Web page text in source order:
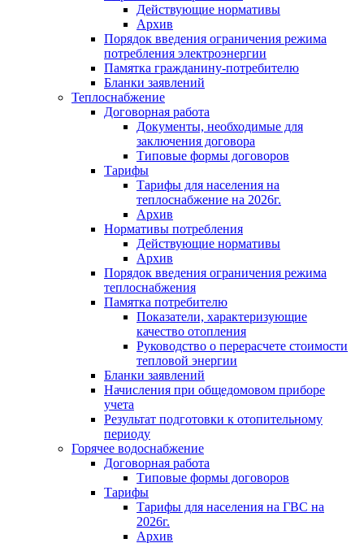
Действующие нормативы
Архив
Порядок введения ограничения режима
потребления электроэнергии
Памятка гражданину-потребителю
Бланки заявлений
Теплоснабжение
Договорная работа
Документы, необходимые для
заключения договора
Типовые формы договоров
Тарифы
Тарифы для населения на
теплоснабжение на 2026г.
Архив
Нормативы потребления
Действующие нормативы
Архив
Порядок введения ограничения режима
теплоснабжения
Памятка потребителю
Показатели, характеризующие
качество отопления
Руководство о перерасчете стоимости
тепловой энергии
Бланки заявлений
Начисления при общедомовом приборе
учета
Результат подготовки к отопительному
периоду
Горячее водоснабжение
Договорная работа
Типовые формы договоров
Тарифы
Тарифы для населения на ГВС на
2026г.
Архив